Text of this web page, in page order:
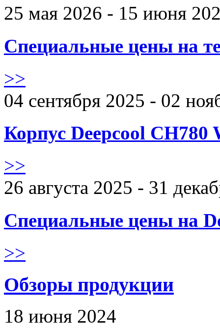
25 мая 2026 - 15 июня
Специальные цены на
>>
04 сентября 2025 - 02
Корпус Deepcool CH780
>>
26 августа 2025 - 31
Специальные цены на
>>
Обзоры продукции
18 июня 2024